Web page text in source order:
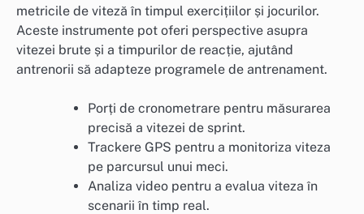
metricile de viteză în timpul exercițiilor și jocurilor.
Aceste instrumente pot oferi perspective asupra
vitezei brute și a timpurilor de reacție, ajutând
antrenorii să adapteze programele de antrenament.
Porți de cronometrare pentru măsurarea
precisă a vitezei de sprint.
Trackere GPS pentru a monitoriza viteza
pe parcursul unui meci.
Analiza video pentru a evalua viteza în
scenarii în timp real.